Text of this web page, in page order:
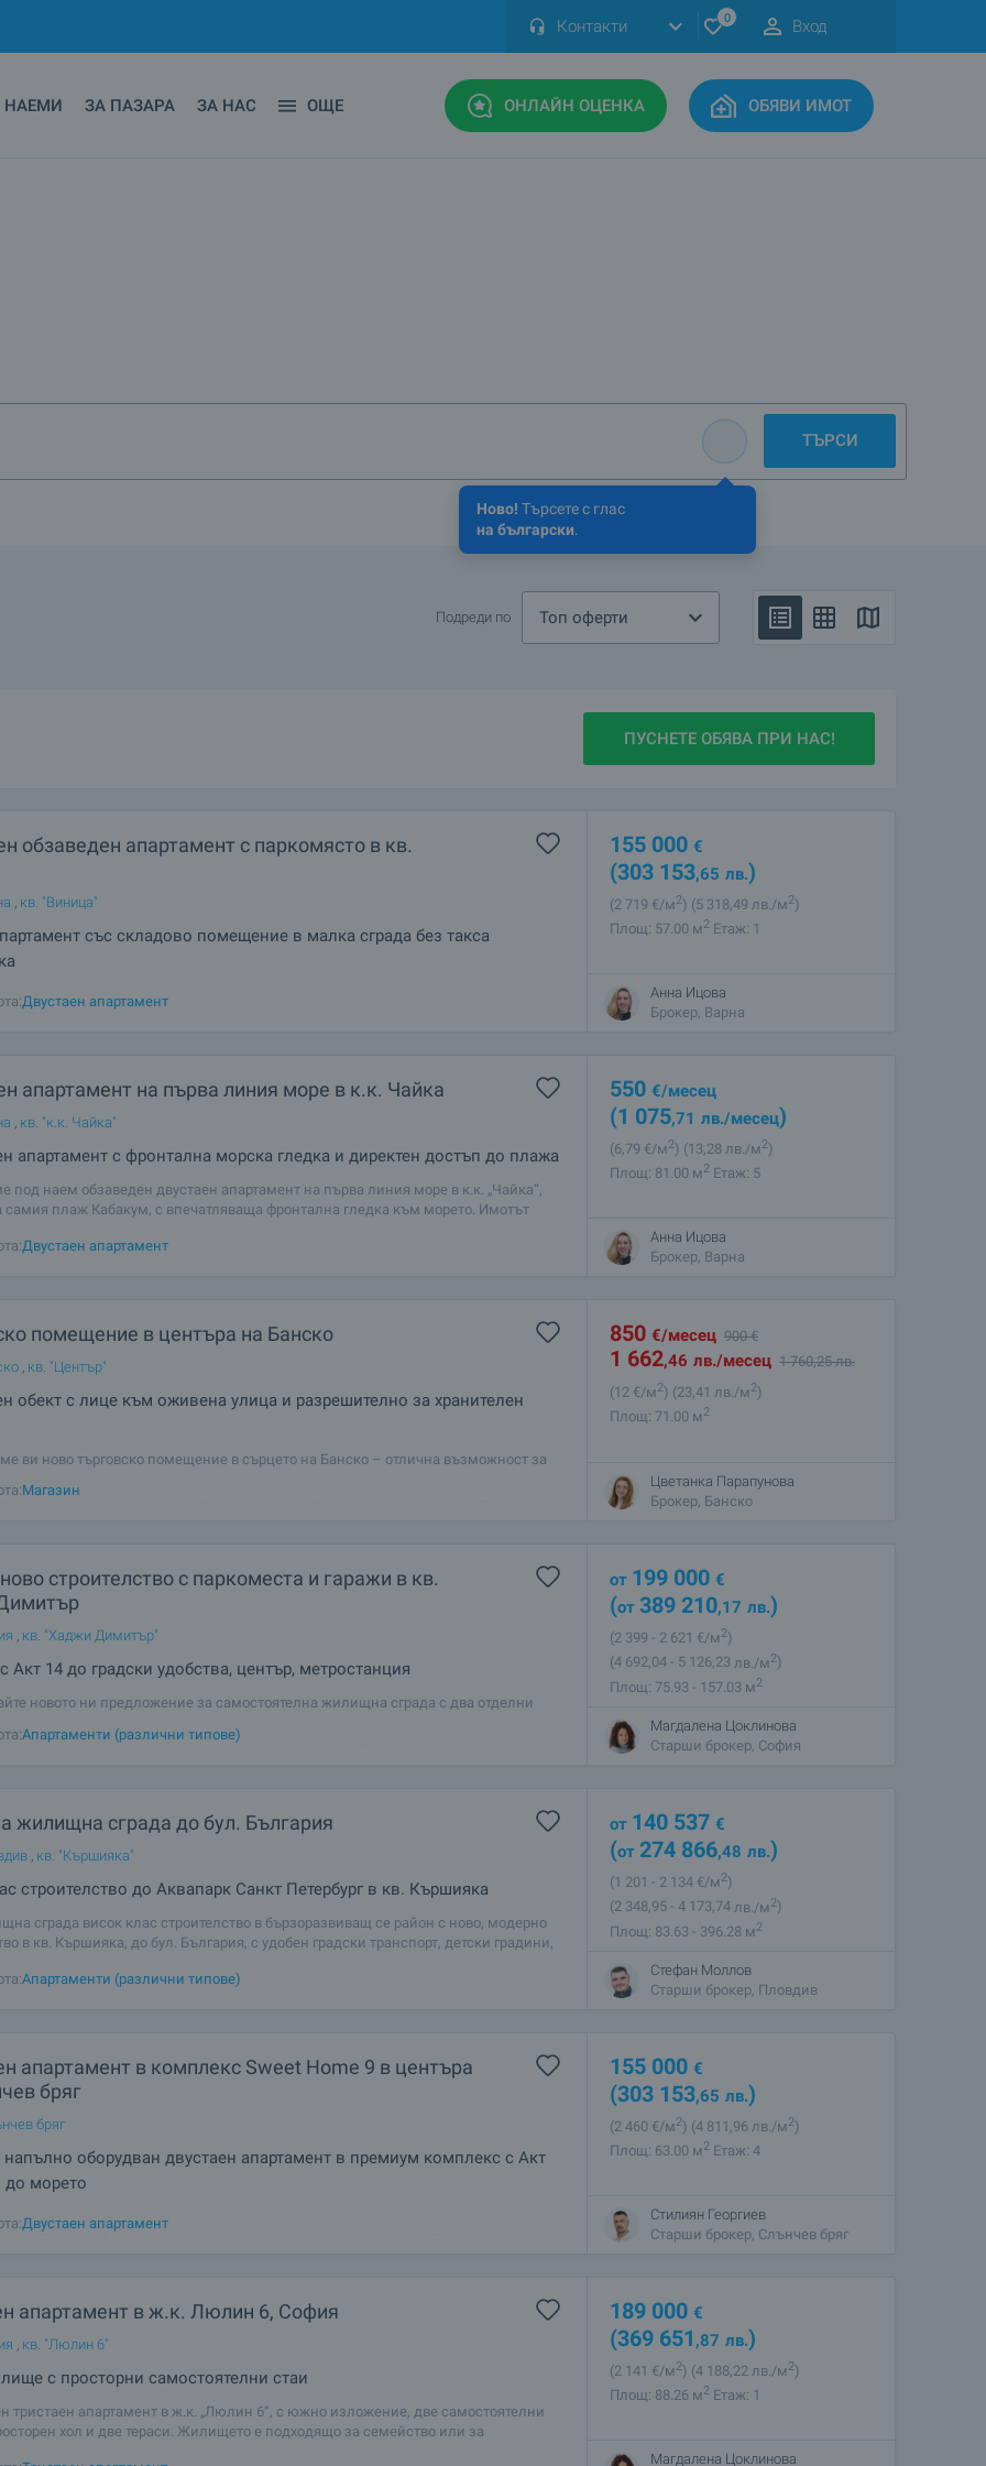
Контакти 0 Вход
НАЕМИ ЗА ПАЗАРА ЗА НАС ОЩЕ ОНЛАЙН ОЦЕНКА ОБЯВИ ИМОТ
Ново! Търсете с глас
на български.
ТЪРСИ
Подреди по Топ оферти
ПУСНЕТЕ ОБЯВА ПРИ НАС!
обзаведен апартамент с паркомясто в кв.
, кв. "Виница"
със складово помещение в малка сграда без такса
напълно обзаведен двустаен апартамент, разположен в един от
квартали на Варна – кв. Виница. Районът се отличава със спокойна
Двустаен апартамент
155 000 €
(303 153,65 лв.)
(2 719 €/м2) (5 318,49 лв./м2)
Площ: 57.00 м2 Етаж: 1
Анна Ицова
Брокер, Варна
апартамент на първа линия море в к.к. Чайка
, кв. "к.к. Чайка"
апартамент с фронтална морска гледка и директен достъп до плажа
под наем обзаведен двустаен апартамент на първа линия море в к.к. „Чайка“,
самия плаж Кабакум, с впечатляваща фронтална гледка към морето. Имотът
е с обща площ
Двустаен апартамент
550 €/месец
(1 075,71 лв./месец)
(6,79 €/м2) (13,28 лв./м2)
Площ: 81.00 м2 Етаж: 5
Анна Ицова
Брокер, Варна
помещение в центъра на Банско
, кв. "Център"
обект с лице към оживена улица и разрешително за хранителен
ви ново търговско помещение в сърцето на Банско – отлична възможност за
е разположен в централната част на града, с директно лице към оживена
Магазин
850 €/месец 900€
1 662,46 лв./месец 1 760,25 лв.
(12 €/м2) (23,41 лв./м2)
Площ: 71.00 м2
Цветанка Парапунова
Брокер, Банско
строителство с паркоместа и гаражи в кв.
, кв. "Хаджи Димитър"
14 до градски удобства, център, метростанция
новото ни предложение за самостоятелна жилищна сграда с два отделни
от квартала е безпроблемно. Транспортната инфраструктура е отлична - на
Апартаменти (различни типове)
от 199 000 €
(от 389 210,17 лв.)
(2 399 - 2 621 €/м2)
(4 692,04 - 5 126,23 лв./м2)
Площ: 75.93 - 157.03 м2
Магдалена Цоклинова
Старши брокер, София
жилищна сграда до бул. България
, кв. "Кършияка"
строителство до Аквапарк Санкт Петербург в кв. Кършияка
сграда висок клас строителство в бързоразвиващ се район с ново, модерно
в кв. Кършияка, до бул. България, с удобен градски транспорт, детски градини,
- Апартаменти (различни типове)
от 140 537 €
(от 274 866,48 лв.)
(1 201 - 2 134 €/м2)
(2 348,95 - 4 173,74 лв./м2)
Площ: 83.63 - 396.28 м2
Стефан Моллов
Старши брокер, Пловдив
апартамент в комплекс Sweet Home 9 в центъра
бряг
бряг
оборудван двустаен апартамент в премиум комплекс с Акт
до морето
за продажба модерен и напълно оборудван двустаен апартамент в новия
„Sweet Home 9“, разположен в кв. „Чайка“, в самия център на Слънчев
Двустаен апартамент
155 000 €
(303 153,65 лв.)
(2 460 €/м2) (4 811 ,96 лв./м2)
Площ: 63.00 м2 Етаж: 4
Стилиян Георгиев
Старши брокер, Слънчев бряг
апартамент в ж.к. Люлин 6, София
, кв. "Люлин 6"
с просторни самостоятелни стаи
тристаен апартамент в ж.к. „Люлин 6“, с южно изложение, две самостоятелни
хол и две тераси. Жилището е подходящо за семейство или за
189 000 €
(369 651 ,87 лв.)
(2 141 €/м2) (4 188,22 лв./м2)
Площ: 88.26 м2 Етаж: 1
Магдалена Цоклинова